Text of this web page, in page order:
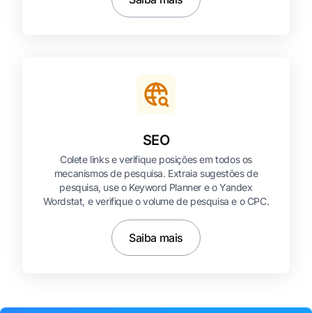
SEO
Colete links e verifique posições em todos os
mecanismos de pesquisa. Extraia sugestões de
pesquisa, use o Keyword Planner e o Yandex
Wordstat, e verifique o volume de pesquisa e o CPC.
Saiba mais